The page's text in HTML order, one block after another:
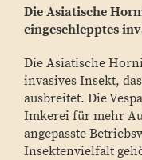
Die Asiatische
eingeschlepptes
Die Asiatische
invasives Insekt,
ausbreitet. Die
Imkerei für mehr
angepasste
Insektenvielfalt